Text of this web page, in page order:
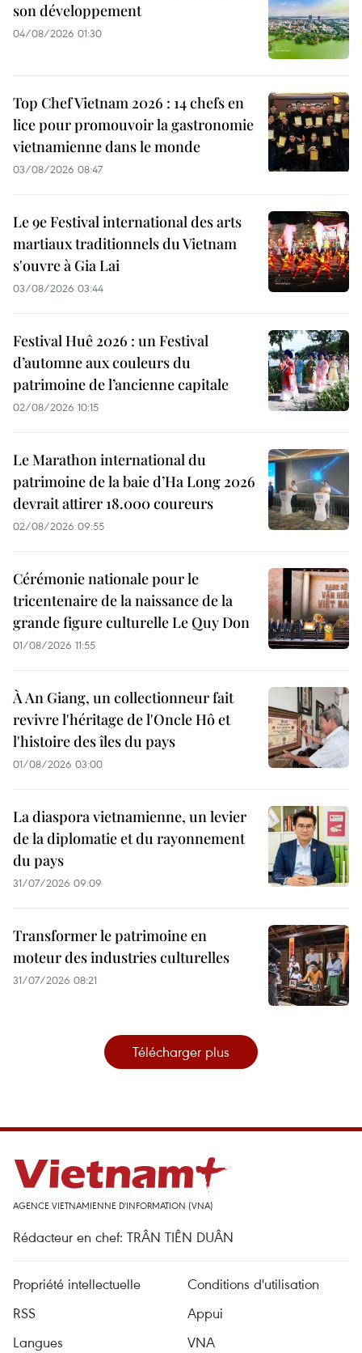
son développement
04/08/2026 01:30
Top Chef Vietnam 2026 : 14 chefs en
lice pour promouvoir la gastronomie
vietnamienne dans le monde
03/08/2026 08:47
Le 9e Festival international des arts
martiaux traditionnels du Vietnam
s'ouvre à Gia Lai
03/08/2026 03:44
Festival Huê 2026 : un Festival
d’automne aux couleurs du
patrimoine de l’ancienne capitale
02/08/2026 10:15
Le Marathon international du
patrimoine de la baie d’Ha Long 2026
devrait attirer 18.000 coureurs
02/08/2026 09:55
Cérémonie nationale pour le
tricentenaire de la naissance de la
grande figure culturelle Le Quy Don
01/08/2026 11:55
À An Giang, un collectionneur fait
revivre l'héritage de l'Oncle Hô et
l'histoire des îles du pays
01/08/2026 03:00
La diaspora vietnamienne, un levier
de la diplomatie et du rayonnement
du pays
31/07/2026 09:09
Transformer le patrimoine en
moteur des industries culturelles
31/07/2026 08:21
Télécharger plus
AGENCE VIETNAMIENNE D'INFORMATION (VNA)
Rédacteur en chef: TRÂN TIÊN DUÂN
Propriété intellectuelle
Conditions d'utilisation
RSS
Appui
Langues
VNA